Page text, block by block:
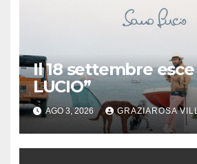
Il 18 settembre esce
LUCIO”
AGO 3, 2026 GRAZIAROSA